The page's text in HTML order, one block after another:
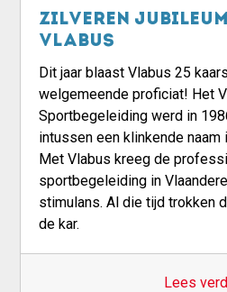
Zilveren
Vlabus
Dit jaar blaast Vlabus 25
welgemeende proficiat! Het
Sportbegeleiding werd in
intussen een klinkende naam
Met Vlabus kreeg de
sportbegeleiding in
stimulans. Al die tijd trokken
de kar.
Lees